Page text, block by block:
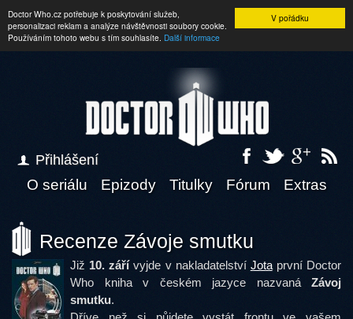
V pořádku
Doctor Who.cz potřebuje k poskytování služeb,
personalizaci reklam a analýze návštěvnosti soubory cookie.
Používáním tohoto webu s tím souhlasíte. Další informace
Přihlášení
O seriálu Epizody Titulky Fórum Extras
Recenze Závoje smutku
Již 10. zářívyjde v nakladatelství Jotaprvní Doctor
Who kniha v českém jazyce nazvaná Závoj
smutku.